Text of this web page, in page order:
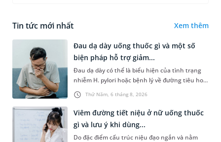
Tin tức mới nhất Xem thêm
Thứ Năm, 6 tháng 8, 2026
Đau dạ dày uống thuốc gì và một số
biện pháp hỗ trợ giảm...
Đau dạ dày có thể là biểu hiện của tình trạng
nhiễm H. pylori hoặc bệnh lý về đường tiêu hoá
khác. Dựa theo nguyên nhân cụ thể, bác sĩ sẽ
cân nhắc chỉ định p...
Viêm đường tiết niệu ở nữ uống thuốc
gì và lưu ý khi dùng...
Do đặc điểm cấu trúc niệu đạo ngắn và nằm